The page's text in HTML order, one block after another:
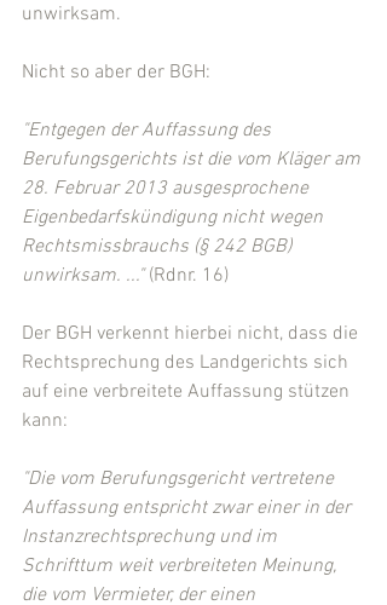
unwirksam.
Nicht so aber der BGH:
"Entgegen der Auffassung des
Berufungsgerichts ist die vom Kläger am
28. Februar 2013 ausgesprochene
Eigenbedarfskündigung nicht wegen
Rechtsmissbrauchs (§ 242 BGB)
unwirksam. ..." (Rdnr. 16)
Der BGH verkennt hierbei nicht, dass die
Rechtsprechung des Landgerichts sich
auf eine verbreitete Auffassung stützen
kann:
"Die vom Berufungsgericht vertretene
Auffassung entspricht zwar einer in der
Instanzrechtsprechung und im
Schrifttum weit verbreiteten Meinung,
die vom Vermieter, der einen